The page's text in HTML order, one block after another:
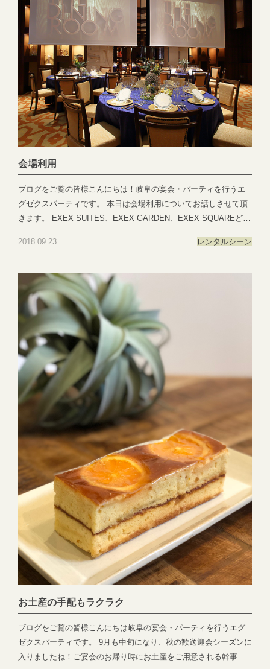
せ。 ※当日はお時間一斉スタートでございます※支払いは現金のみ
となっております※駐車場はございません お近くのコインパーキ
ングをご利用くださいま
せ ●―○―●―○―●―○―●―○―●―○―●―○―●―○―●EXEX
PARTYではEXEX GARDEN・EXEX SUITES・EXEX SQUAREの
3つの結婚式場で叶う自由自在なパーティーをご提案お問い合わせ
やご予約は下記よりお気軽にご連絡くださいませ 営業時間：11:00
～19:00 (パーティーは22:00まで)定休日：水曜日(祝日は営業)T E
L ：058-214-2066(宴会直通) ～住所一覧～エグゼクススイーツ：
岐阜県岐阜市玉森町1-1エグゼクスガーデン：岐阜県岐阜市日置江
わせhttps://exexparty.jp/contact/▼各会場へのアクセス
●―○―●―○―●―○―●―○―●―○―●―○―●―○―●
会場利用
ブログをご覧の皆様こんにちは！岐阜の宴会・パーティを行うエ
グゼクスパーティです。 本日は会場利用についてお話しさせて頂
きます。 EXEX SUITES、EXEX GARDEN、EXEX SQUAREどの
の字形式やスクール形式など色々なスタイルででき、スクリーン&
備にお手間はございません！ ご要望やご質問等がございましたら
いつでもご相談くださいませ＾
＾ ●―○―●―○―●―○―●―○―●―○―●―○―●―○―●EXEX
PARTYではEXEX GARDEN・EXEX SUITES・EXEX SQUAREの
3つの結婚式場で叶う自由自在なパーティーをご提案お問い合わせ
やご予約は下記よりお気軽にご連絡くださいませ 営業時間：
11:00〜19:00 (パーティーは22:00まで)定休日：水曜日(祝日は営
業)T E L ：058-214-2066(宴会直通) ～住所一覧～エグゼクススウ
ィーツ：岐阜県岐阜市玉森町1-1エグゼクスガーデン：岐阜県岐阜
市日置江343-1エグゼクススクエア：岐阜県岐阜市鷺山新町2-1 ▼
お問い合わせhttps://exexparty.jp/contact/▼各会場へのアクセス
https://exexparty.jp/access/
●―○―●―○―●―○―●―○―●―○―●―○―●―○―●
2018.09.23 レンタルシーン
お土産の手配もラクラク
ブログをご覧の皆様こんにちは岐阜の宴会・パーティを行うエグ
ゼクスパーティです。 9月も中旬になり、秋の歓送迎会シーズンに
入りましたね！ご宴会のお帰り時にお土産をご用意される幹事様